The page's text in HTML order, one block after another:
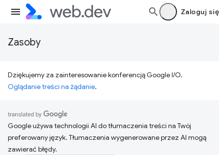
Zaloguj się
Zasoby
Dziękujemy za zainteresowanie konferencją Google I/O.
Oglądanie treści na żądanie.
Google używa technologii AI do tłumaczenia treści na Twój
preferowany język. Tłumaczenia wygenerowane przez AI mogą
zawierać błędy.